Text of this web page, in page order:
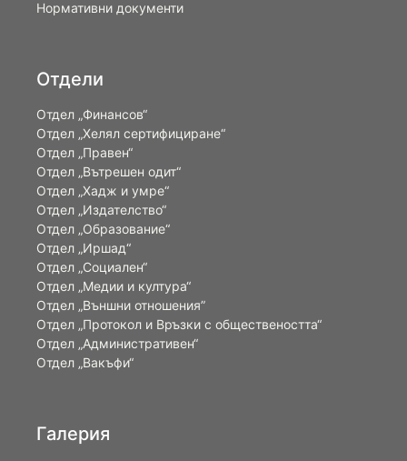
Нормативни документи
Отдели
Отдел „Финансов“
Отдел „Хелял сертифициране“
Отдел „Правен“
Отдел „Вътрешен одит“
Отдел „Хадж и умре“
Отдел „Издателство“
Отдел „Образование“
Отдел „Иршад“
Отдел „Социален“
Отдел „Медии и култура“
Отдел „Външни отношения”
Oтдел „Протокол и Връзки с обществеността“
Отдел „Административен“
Отдел „Вакъфи“
Галерия